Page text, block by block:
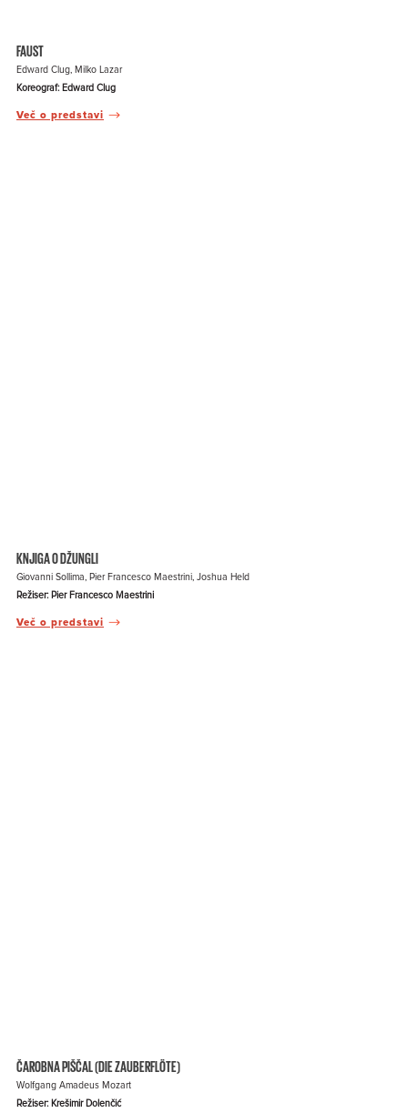
FAUST
Edward Clug, Milko Lazar
Koreograf: Edward Clug
Več o predstavi
KNJIGA O DŽUNGLI
Giovanni Sollima, Pier Francesco Maestrini, Joshua Held
Režiser: Pier Francesco Maestrini
Več o predstavi
ČAROBNA PIŠČAL (DIE ZAUBERFLÖTE)
Wolfgang Amadeus Mozart
Režiser: Krešimir Dolenčić